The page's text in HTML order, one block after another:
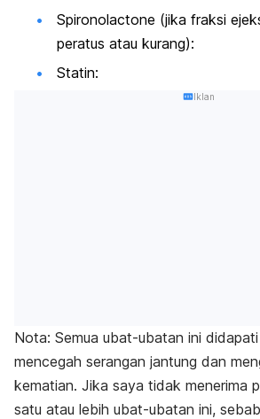
Spironolactone (jika fraksi
peratus atau kurang):
Statin:
Iklan
Nota: Semua ubat-ubatan ini
mencegah serangan jantung dan
kematian. Jika saya tidak menerima
satu atau lebih ubat-ubatan ini,